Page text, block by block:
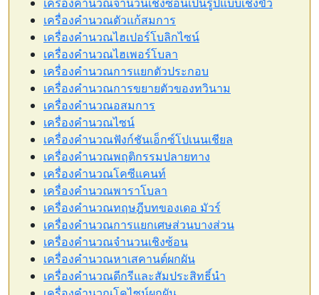
เครื่องคำนวณตัวแก้สมการ
เครื่องคำนวณไฮเปอร์โบลิกไซน์
เครื่องคำนวณไฮเพอร์โบลา
เครื่องคำนวณการแยกตัวประกอบ
เครื่องคำนวณการขยายตัวของทวินาม
เครื่องคำนวณอสมการ
เครื่องคำนวณไซน์
เครื่องคำนวณฟังก์ชันเอ็กซ์โปเนนเชียล
เครื่องคำนวณพฤติกรรมปลายทาง
เครื่องคำนวณโคซีแคนท์
เครื่องคำนวณพาราโบลา
เครื่องคำนวณทฤษฎีบทของเดอ มัวร์
เครื่องคำนวณการแยกเศษส่วนบางส่วน
เครื่องคำนวณจำนวนเชิงซ้อน
เครื่องคำนวณหาเสคานต์ผกผัน
เครื่องคำนวณดีกรีและสัมประสิทธิ์นำ